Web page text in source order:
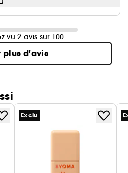
vu 2 avis sur 100
plus d'avis
Exclu